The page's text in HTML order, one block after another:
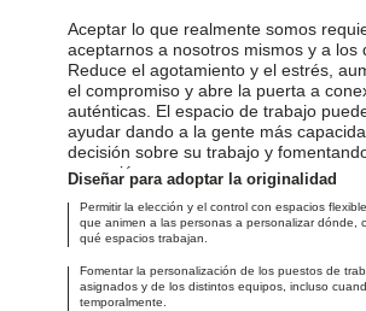
Aceptar lo que realmente somos
aceptarnos a nosotros mismos y a los
Reduce el agotamiento y el estrés,
el compromiso y abre la puerta a
auténticas. El espacio de trabajo
ayudar dando a la gente más
decisión sobre su trabajo y
expresión.
Diseñar para adoptar la originalidad
Permitir la elección y el control con espacios
que animen a las personas a personalizar dónde,
qué espacios trabajan.
Fomentar la personalización de los puestos de
asignados y de los distintos equipos, incluso
temporalmente.